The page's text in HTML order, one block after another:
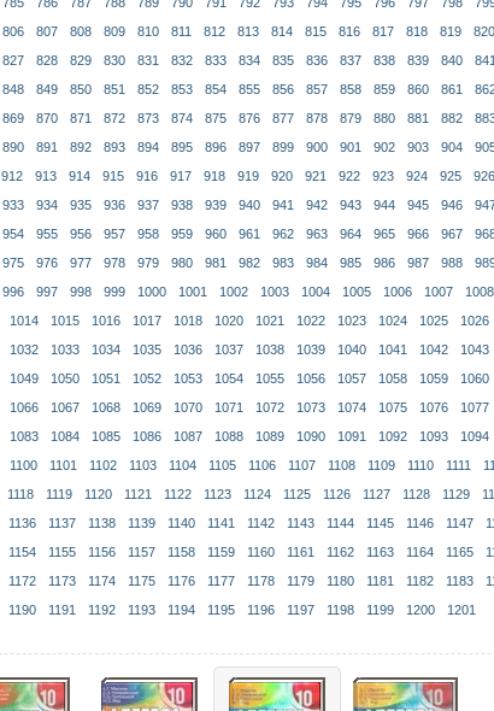
806 807 808 809 810 811 812 813 814 815 816 817 818 819 820
827 828 829 830 831 832 833 834 835 836 837 838 839 840 841
848 849 850 851 852 853 854 855 856 857 858 859 860 861
869 870 871 872 873 874 875 876 877 878 879 880 881 882
890 891 892 893 894 895 896 897 899 900 901 902 903 904
912 913 914 915 916 917 918 919 920 921 922 923 924 925 926
933 934 935 936 937 938 939 940 941 942 943 944 945 946
954 955 956 957 958 959 960 961 962 963 964 965 966 967
975 976 977 978 979 980 981 982 983 984 985 986 987 988
996 997 998 999 1000 1001 1002 1003 1004 1005 1006 1007 1008
1014 1015 1016 1017 1018 1020 1021 1022 1023 1024 1025 1026
1032 1033 1034 1035 1036 1037 1038 1039 1040 1041 1042 1043
1049 1050 1051 1052 1053 1054 1055 1056 1057 1058 1059 1060
1066 1067 1068 1069 1070 1071 1072 1073 1074 1075 1076 1077
1083 1084 1085 1086 1087 1088 1089 1090 1091 1092 1093 1094
1100 1101 1102 1103 1104 1105 1106 1107 1108 1109 1110 1111
1118 1119 1120 1121 1122 1123 1124 1125 1126 1127 1128 1129
1136 1137 1138 1139 1140 1141 1142 1143 1144 1145 1146 1147
1154 1155 1156 1157 1158 1159 1160 1161 1162 1163 1164 1165
1172 1173 1174 1175 1176 1177 1178 1179 1180 1181 1182 1183
1190 1191 1192 1193 1194 1195 1196 1197 1198 1199 1200 1201